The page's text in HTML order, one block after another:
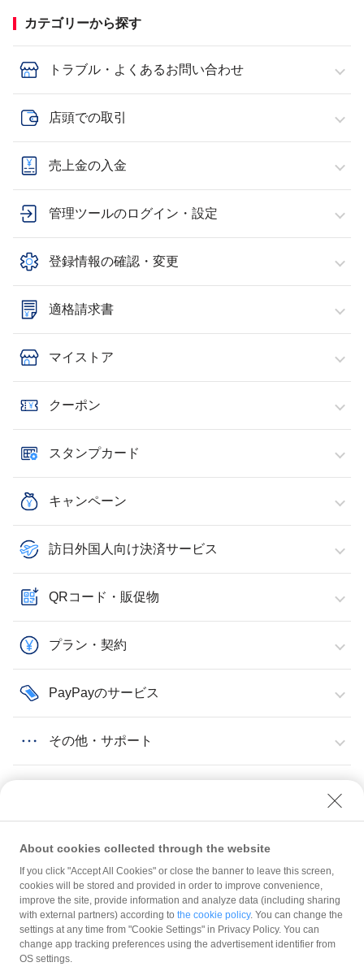
カテゴリーから探す
トラブル・よくあるお問い合わせ
店頭での取引
売上金の入金
管理ツールのログイン・設定
登録情報の確認・変更
適格請求書
マイストア
クーポン
スタンプカード
キャンペーン
訪日外国人向け決済サービス
QRコード・販促物
プラン・契約
PayPayのサービス
その他・サポート
店頭での取引
取引履歴
取引履歴・入金履歴のCSVファイルが正常に開けない場合の対処方法
規約
ガイドライン
About cookies collected through the website
If you click "Accept All Cookies" or close the banner to leave this screen,
cookies will be stored and provided in order to improve convenience,
improve the site, provide information and analyze data (including sharing
with external partners) according to the cookie policy. You can change the
settings at any time from "Cookie Settings" in Privacy Policy. You can
change app tracking preferences using the advertisement identifier from
OS settings.